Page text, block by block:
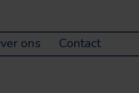
ons Contact